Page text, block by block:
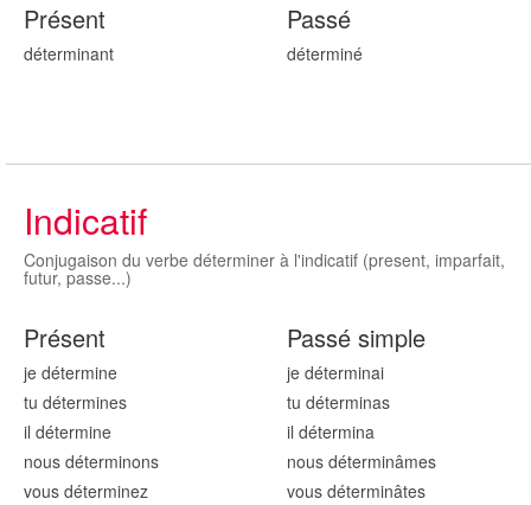
Présent
déterminant
Passé
déterminé
Indicatif
Conjugaison du verbe déterminer à l'indicatif (present, imparfait,
futur, passe...)
Présent
je détermine
tu détermines
il détermine
nous déterminons
vous déterminez
Passé simple
je déterminai
tu déterminas
il détermina
nous déterminâmes
vous déterminâtes